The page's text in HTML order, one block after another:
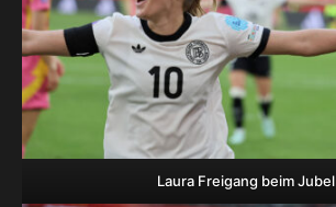
Laura Freigang beim Jubel